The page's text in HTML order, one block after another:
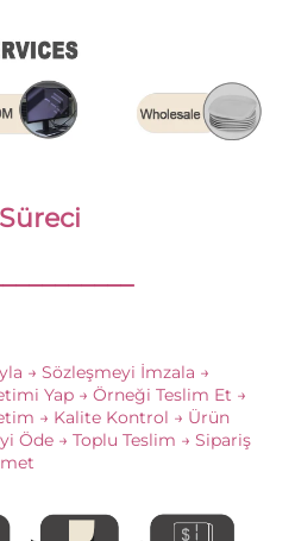
→ Sözleşmeyi İmzala →
Yap → Örneği Teslim Et →
→ Kalite Kontrol → Ürün
Öde → Toplu Teslim → Sipariş